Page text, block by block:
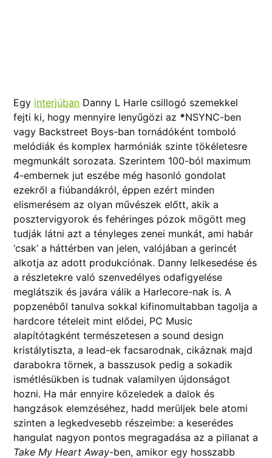
Egy interjúban Danny L Harle csillogó szemekkel
fejti ki, hogy mennyire lenyűgözi az *NSYNC-ben
vagy Backstreet Boys-ban tornádóként tomboló
melódiák és komplex harmóniák szinte tökéletesre
megmunkált sorozata. Szerintem 100-ból maximum
4-embernek jut eszébe még hasonló gondolat
ezekről a fiúbandákról, éppen ezért minden
elismerésem az olyan művészek előtt, akik a
posztervigyorok és fehéringes pózok mögött meg
tudják látni azt a tényleges zenei munkát, ami habár
‘csak’ a háttérben van jelen, valójában a gerincét
alkotja az adott produkciónak. Danny lelkesedése és
a részletekre való szenvedélyes odafigyelése
meglátszik és javára válik a Harlecore-nak is. A
popzenéből tanulva sokkal kifinomultabban tagolja a
hardcore tételeit mint elődei, PC Music
alapítótagként természetesen a sound design
kristálytiszta, a lead-ek facsarodnak, cikáznak majd
darabokra törnek, a basszusok pedig a sokadik
ismétlésükben is tudnak valamilyen újdonságot
hozni. Ha már ennyire közeledek a dalok és
hangzások elemzéséhez, hadd merüljek bele atomi
szinten a legkedvesebb részeimbe: a keserédes
hangulat nagyon pontos megragadása az a pillanat a
Take My Heart Away-ben, amikor egy hosszabb